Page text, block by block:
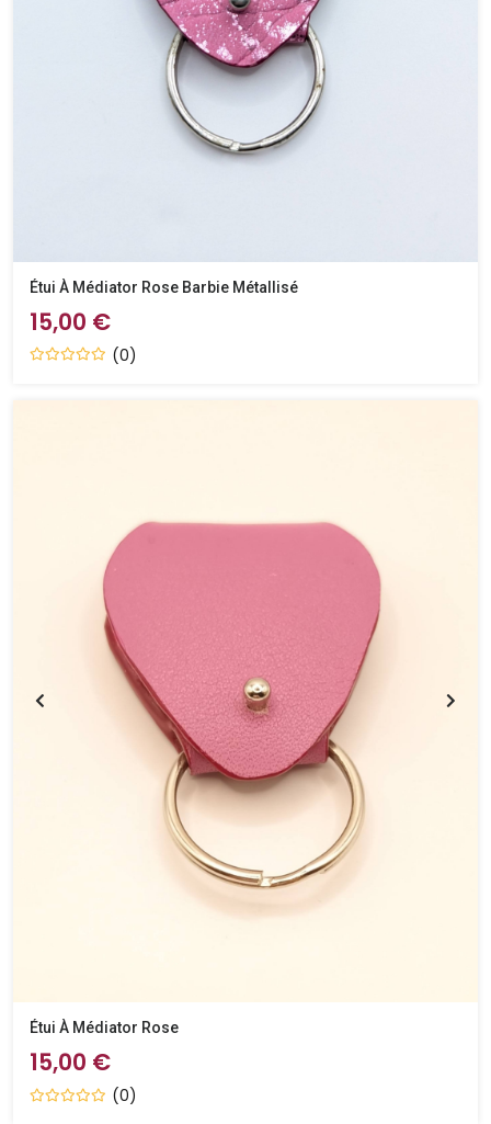
Étui À Médiator Rose Barbie Métallisé
15,00 €
(0)
Étui À Médiator Rose
15,00 €
(0)